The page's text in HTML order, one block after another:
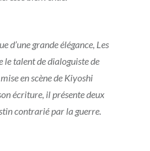
d’une grande élégance, Les
le talent de dialoguiste de
en scène de Kiyoshi
écriture, il présente deux
contrarié par la guerre.